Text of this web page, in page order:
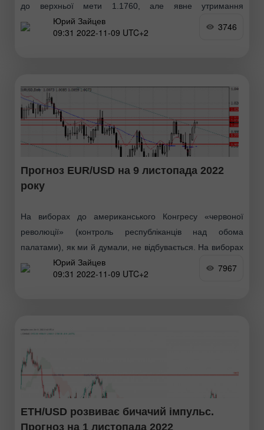
до верхньої мети 1.1760, але явне утримання
демократами верхньої палати Конгресу
Юрий Зайцев
09:31 2022-11-09 UTC+2
3746
Прогноз EUR/USD на 9 листопада 2022
року
На виборах до американського Конгресу «червоної
революції» (контроль республіканців над обома
палатами), як ми й думали, не відбувається. На виборах
до Сенату – до головної палати Конгресу лідирують
демократи –
Юрий Зайцев
09:31 2022-11-09 UTC+2
7967
ETH/USD розвиває бичачий імпульс.
Прогноз на 1 листопада 2022